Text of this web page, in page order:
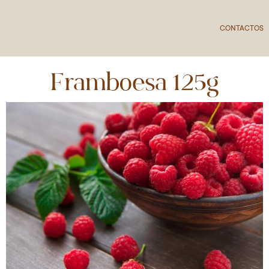
CONTACTOS
Framboesa 125g